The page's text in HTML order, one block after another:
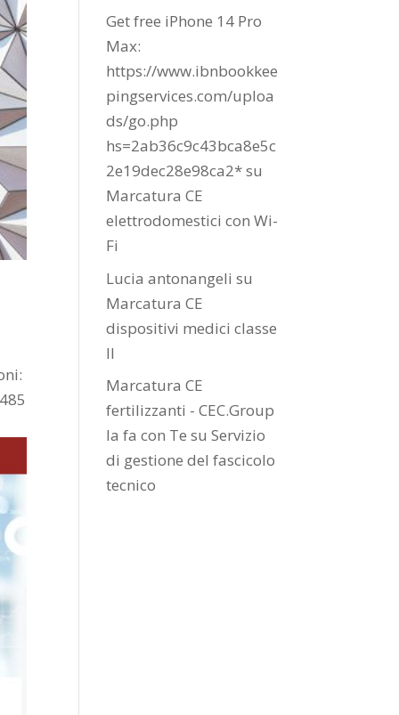
Get free iPhone 14 Pro
Max:
https://www.ibnbookkee
pingservices.com/uploa
ds/go.php
hs=2ab36c9c43bca8e5c
2e19dec28e98ca2*su
Marcatura CE
elettrodomestici con Wi-
Fi
Lucia antonangeli su
Marcatura CE
dispositivi medici classe
II
Marcatura CE
fertilizzanti - CEC.Group
la fa con Te suServizio
di gestione del fascicolo
tecnico